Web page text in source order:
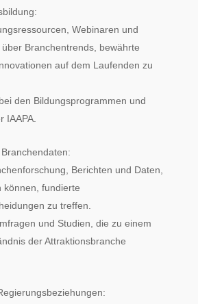
Webinaren und
Branchentrends, bewährte
auf dem Laufenden zu
den Bildungsprogrammen und
IAAPA.
Berichten und Daten,
können, fundierte
zu treffen.
und Studien, die zu einem
der Attraktionsbranche